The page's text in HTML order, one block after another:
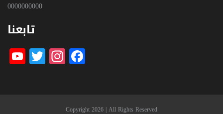
0000000000
تابعنا
Facebook
Copyright 2026 | All Rights Reserved